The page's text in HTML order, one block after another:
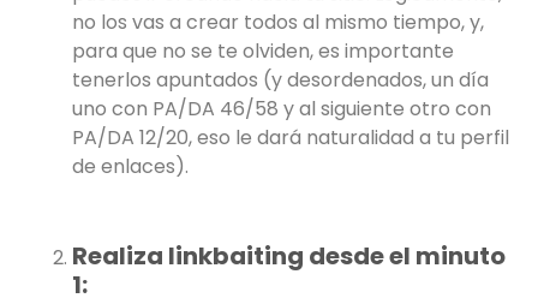
no los vas a crear todos al mismo tiempo, y,
para que no se te olviden, es importante
tenerlos apuntados (y desordenados, un día
uno con PA/DA 46/58 y al siguiente otro con
PA/DA 12/20, eso le dará naturalidad a tu perfil
de enlaces).
Realiza linkbaiting desde el minuto
1: